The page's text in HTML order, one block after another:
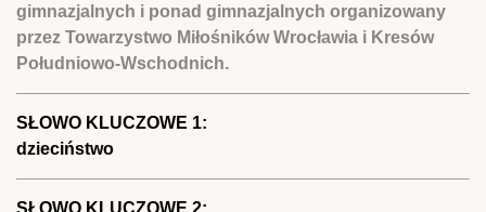
gimnazjalnych i ponad gimnazjalnych organizowany
przez Towarzystwo Miłośników Wrocławia i Kresów
Południowo-Wschodnich.
SŁOWO KLUCZOWE 1:
dzieciństwo
SŁOWO KLUCZOWE 2: